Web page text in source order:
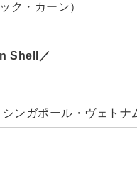
ク・カーン）
Shell／
ンガポール・ヴェトナ